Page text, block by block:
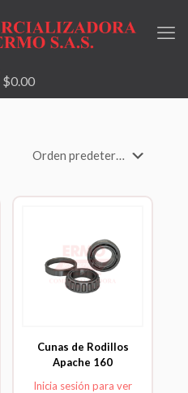
$0.00
Cunas de Rodillos
Apache 160
Inicia sesión para ver